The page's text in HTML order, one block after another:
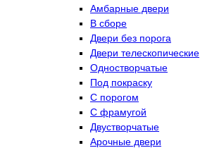
Амбарные двери
В сборе
Двери без порога
Двери телескопические
Одностворчатые
Под покраску
С порогом
С фрамугой
Двустворчатые
Арочные двери